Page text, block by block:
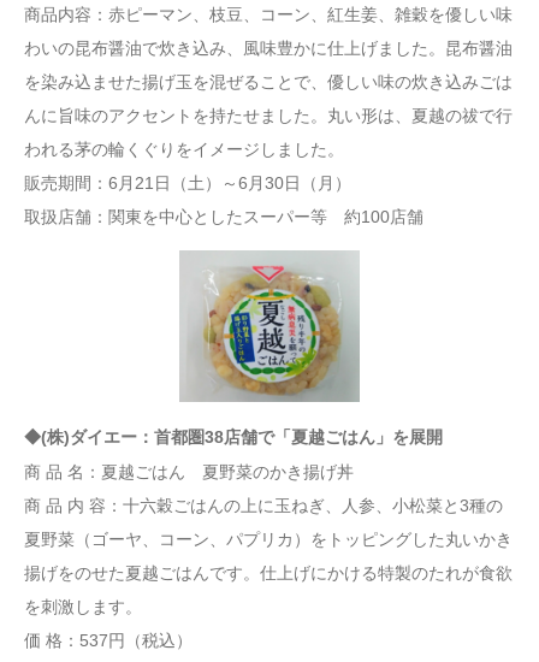
商品内容：赤ピーマン、枝豆、コーン、紅生姜、雑穀を優しい味
わいの昆布醤油で炊き込み、風味豊かに仕上げました。昆布醤油
を染み込ませた揚げ玉を混ぜることで、優しい味の炊き込みごは
んに旨味のアクセントを持たせました。丸い形は、夏越の祓で行
われる茅の輪くぐりをイメージしました。
販売期間：6月21日（土）～6月30日（月）
取扱店舗：関東を中心としたスーパー等 約100店舗
◆(株)ダイエー：首都圏38店舗で「夏越ごはん」を展開
商 品 名：夏越ごはん 夏野菜のかき揚げ丼
商 品 内 容：十六穀ごはんの上に玉ねぎ、人参、小松菜と3種の
夏野菜（ゴーヤ、コーン、パプリカ）をトッピングした丸いかき
揚げをのせた夏越ごはんです。仕上げにかける特製のたれが食欲
を刺激します。
価 格：537円（税込）